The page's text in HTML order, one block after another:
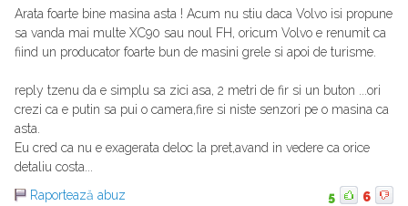
Arata foarte bine masina asta ! Acum nu stiu daca Volvo isi propune
sa vanda mai multe XC90 sau noul FH, oricum Volvo e renumit ca
fiind un producator foarte bun de masini grele si apoi de turisme.
reply tzenu da e simplu sa zici asa, 2 metri de fir si un buton ...ori
crezi ca e putin sa pui o camera,fire si niste senzori pe o masina ca
asta.
Eu cred ca nu e exagerata deloc la pret,avand in vedere ca orice
detaliu costa...
Raportează abuz
5 6